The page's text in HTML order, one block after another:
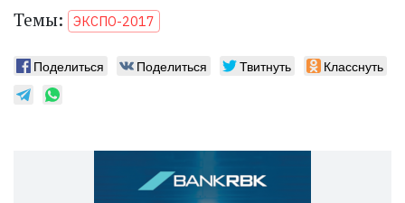
Темы: ЭКСПО-2017
Поделиться Поделиться Твитнуть Класснуть